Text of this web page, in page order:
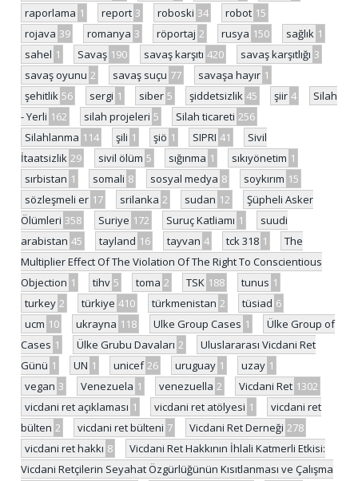
raporlama 1 report 3 roboski 34 robot 15
rojava 39 romanya 3 röportaj 2 rusya 150 sağlık 1
sahel 1 Savaş 190 savaş karşıtı 420 savaş karşıtlığı 3
savaş oyunu 2 savaş suçu 77 savaşa hayır 1
şehitlik 56 sergi 1 siber 5 şiddetsizlik 45 şiir 4
Silah
- Yerli 162 silah projeleri 5 Silah ticareti 256
Silahlanma 114 şili 1 şiö 1 SIPRI 41
Sivil
İtaatsizlik 29 sivil ölüm 5 sığınma 1 sıkıyönetim 1
sırbistan 1 somali 8 sosyal medya 8 soykırım 15
sözleşmeli er 17 srilanka 2 sudan 12
Şüpheli Asker
Ölümleri 358 Suriye 172 Suruç Katliamı 1
suudi
arabistan 45 tayland 16 tayvan 4 tck 318 1
The
Multiplier Effect Of The Violation Of The Right To Conscientious
Objection 1 tihv 5 toma 2 TSK 188 tunus 1
turkey 2 türkiye 410 türkmenistan 2 tüsiad 6
ucm 10 ukrayna 118 Ulke Group Cases 1
Ülke Group of
Cases 1 Ülke Grubu Davaları 2
Uluslararası Vicdani Ret
Günü 1 UN 1 unicef 26 uruguay 1 uzay 1
vegan 3 Venezuela 1 venezuella 2 Vicdani Ret 1302
vicdani ret açıklaması 1 vicdani ret atölyesi 1
vicdani ret
bülten 2 vicdani ret bülteni 7 Vicdani Ret Derneği 278
vicdani ret hakkı 8
Vicdani Ret Hakkının İhlali Katmerli Etkisi:
Vicdani Retçilerin Seyahat Özgürlüğünün Kısıtlanması ve Çalışma